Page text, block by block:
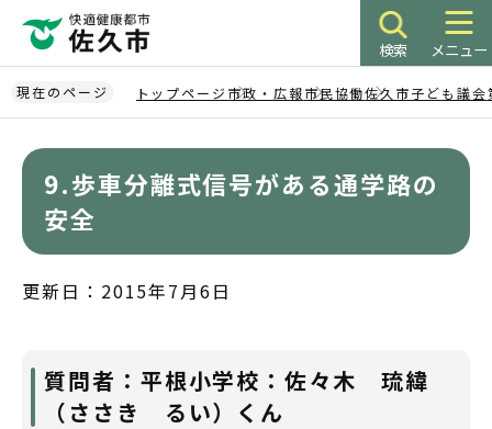
ペ
ー
ジ
検索 メニュー
現在のページ トップページ 市政・広報市民協働佐久市子ども議会
9.歩車分離式信号がある通学路の
安全
更新日：2015年7月6日
質問者：平根小学校：佐々木 琉緯
（ささき るい）くん